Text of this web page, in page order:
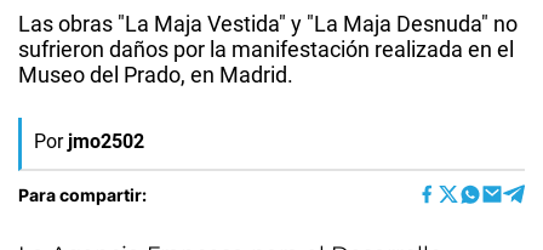
Las obras "La Maja Vestida" y "La Maja Desnuda" no
sufrieron daños por la manifestación realizada en el
Museo del Prado, en Madrid.
Por jmo2502
Para compartir: